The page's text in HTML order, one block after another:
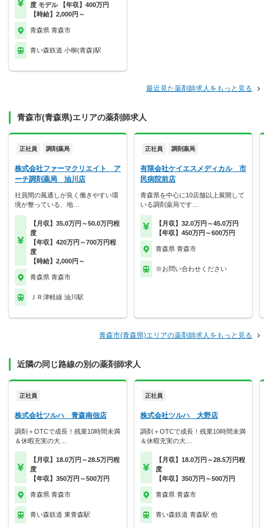
度 モデル 【年収】400万円
【時給】2,000円～
青森県 青森市
青い森鉄道 小柳(青森)駅
最近見た薬剤師求人をもっと見る
青森市(青森県)エリアの薬剤師求人
正社員 調剤薬局
株式会社ファーマクリエイト ア
ーチ調剤薬局 油川店
社員間の風通しが良く働きやすい環
境が整っている、地…
【月収】35.0万円～50.0万円程
度
【年収】420万円～700万円程
度
【時給】2,000円～
青森県 青森市
ＪＲ津軽線 油川駅
正社員 調剤薬局
有限会社ケイエスメディカル 市
民病院前店
青森県を中心に10店舗以上展開して
いる調剤薬局です…
【月収】32.0万円～45.0万円
【年収】450万円～600万円
青森県 青森市
※お問い合わせください
青森市(青森県)エリアの薬剤師求人をもっと見る
近隣の同じ路線の別の薬剤師求人
正社員
株式会社ツルハ 青森南佃店
調剤＋OTCで成長！残業10時間未満
＆休暇充実の大…
【月収】18.0万円～28.5万円程
度
【年収】350万円～500万円
青森県 青森市
青い森鉄道 東青森駅
正社員
株式会社ツルハ 大野店
調剤＋OTCで成長！残業10時間未満
＆休暇充実の大…
【月収】18.0万円～28.5万円程
度
【年収】350万円～500万円
青森県 青森市
青い森鉄道 青森駅 他